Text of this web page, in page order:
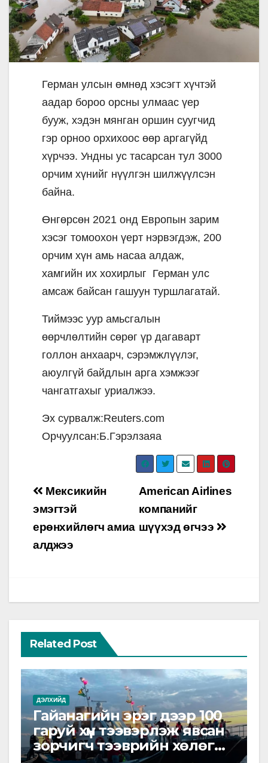
Герман улсын өмнөд хэсэгт хүчтэй
аадар бороо орсны улмаас үер
бууж, хэдэн мянган оршин суугчид
гэр орноо орхихоос өөр аргагүйд
хүрчээ. Ундны ус тасарсан тул 3000
орчим хүнийг нүүлгэн шилжүүлсэн
байна.
Өнгөрсөн 2021 онд Европын зарим
хэсэг томоохон үерт нэрвэгдэж, 200
орчим хүн амь насаа алдаж,
хамгийн их хохирлыг Герман улс
амсаж байсан гашуун туршлагатай.
Тиймээс уур амьсгалын
өөрчлөлтийн сөрөг үр дагаварт
голлон анхаарч, сэрэмжлүүлэг,
аюулгүй байдлын арга хэмжээг
чангатгахыг уриалжээ.
Эх сурвалж:Reuters.com
Орчуулсан:Б.Гэрэлзаяа
Post
navigation
American Airlines
компанийг
шүүхэд өгчээ
Мексикийн
эмэгтэй
ерөнхийлөгч амиа
алджээ
Related Post
ДЭЛХИЙД
Гайанагийн эрэг дээр 100
гаруй хүн тээвэрлэж явсан
зорчигч тээврийн хөлөг